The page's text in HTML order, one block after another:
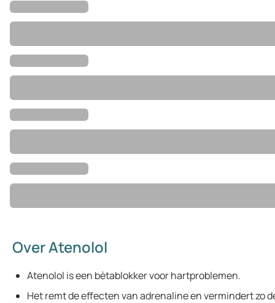
Over Atenolol
Atenolol is een bètablokker voor hartproblemen.
Het remt de effecten van adrenaline en vermindert zo